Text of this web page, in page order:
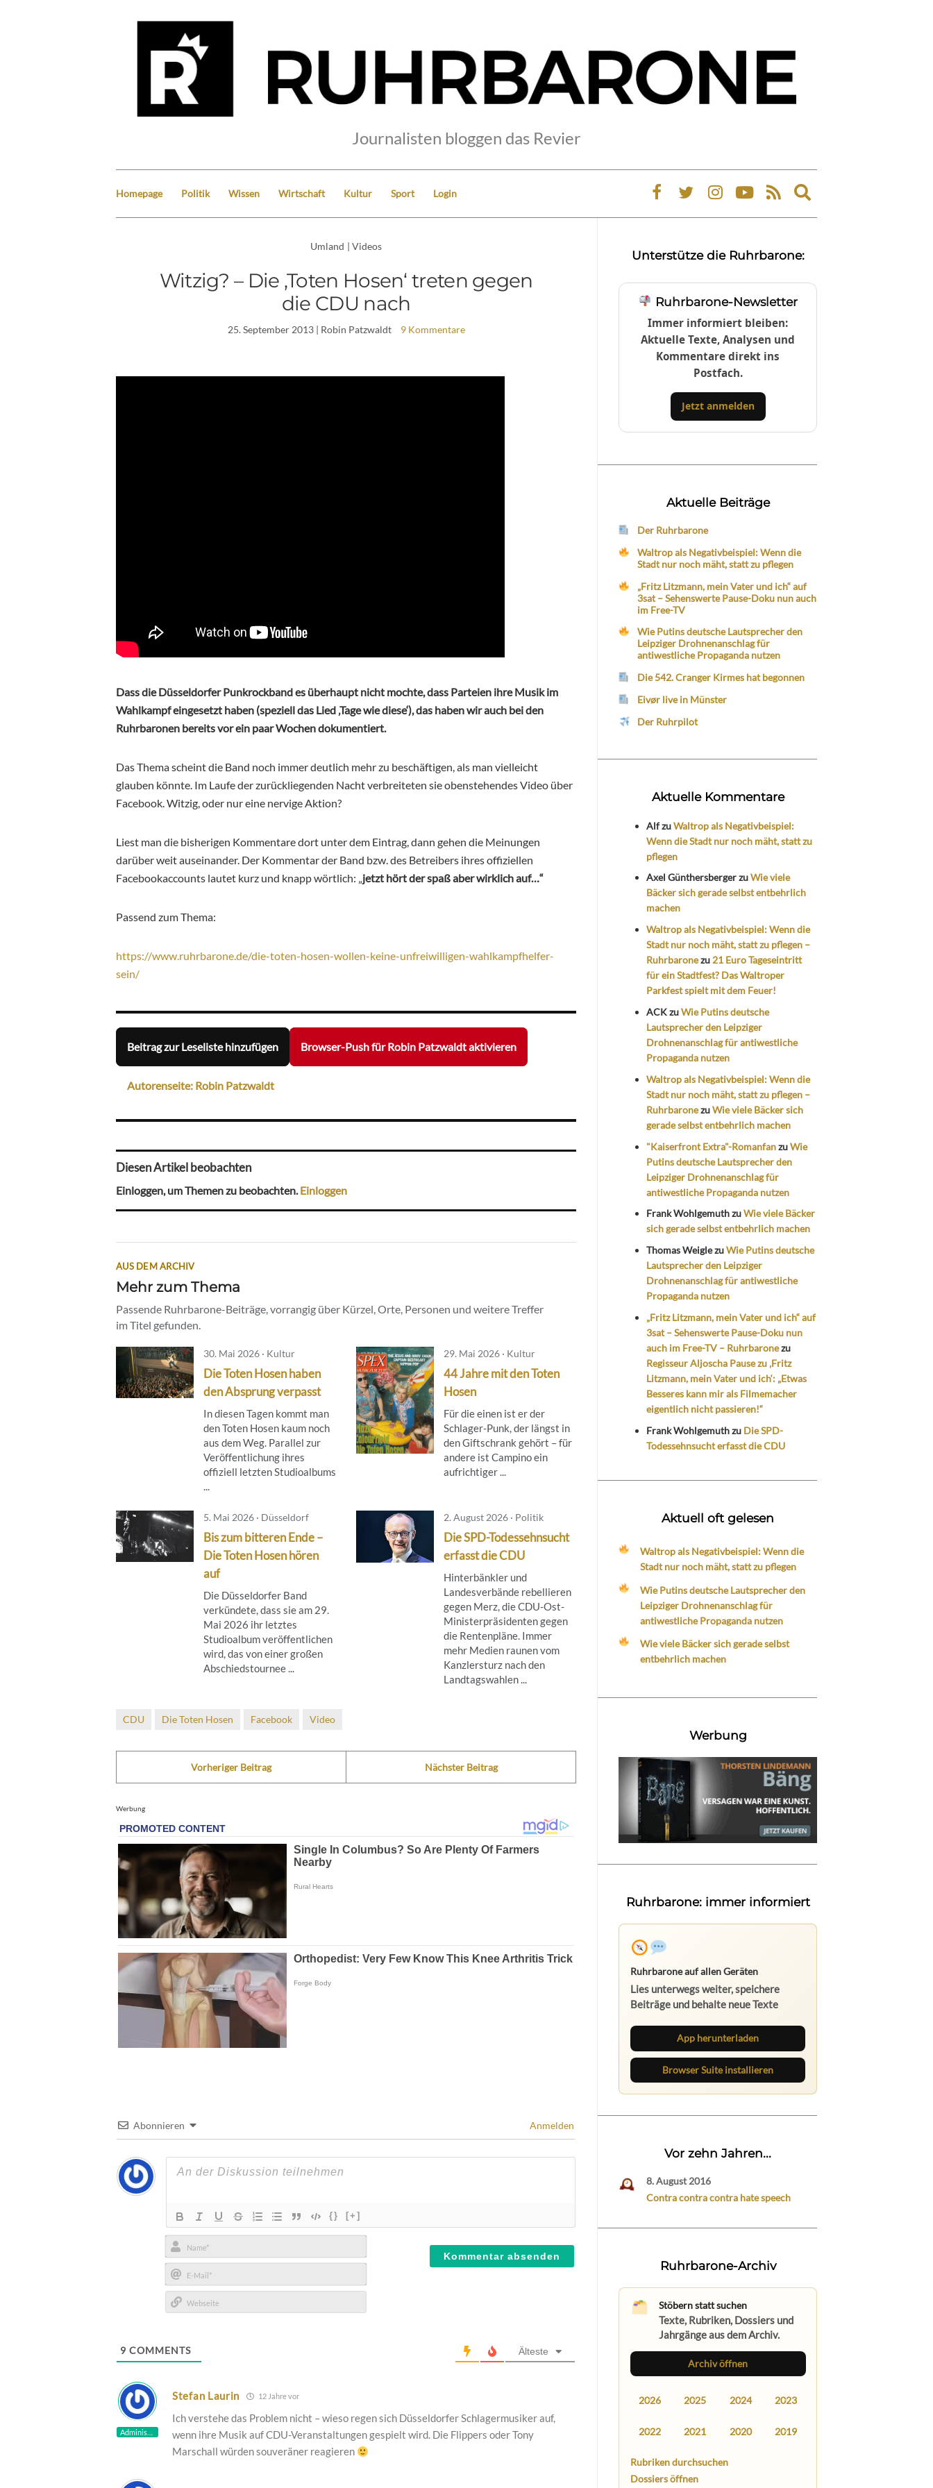
Journalisten bloggen das Revier
Homepage Politik Wissen Wirtschaft Kultur Sport Login
Expand
search
Umland | Videos
Witzig? – Die ‚Toten Hosen‘ treten gegen
die CDU nach
25. September 2013| Robin Patzwaldt 9 Kommentare
Dass die Düsseldorfer Punkrockband es überhaupt nicht mochte, dass Parteien ihre Musik im
Wahlkampf eingesetzt haben (speziell das Lied ‚Tage wie diese‘), das haben wir auch bei den
Ruhrbaronen bereits vor ein paar Wochen dokumentiert.
Das Thema scheint die Band noch immer deutlich mehr zu beschäftigen, als man vielleicht
glauben könnte. Im Laufe der zurückliegenden Nacht verbreiteten sie obenstehendes Video über
Facebook. Witzig, oder nur eine nervige Aktion?
Liest man die bisherigen Kommentare dort unter dem Eintrag, dann gehen die Meinungen
darüber weit auseinander. Der Kommentar der Band bzw. des Betreibers ihres offiziellen
Facebookaccounts lautet kurz und knapp wörtlich: „ jetzt hört der spaß aber wirklich auf…“
Passend zum Thema:
https://www.ruhrbarone.de/die-toten-hosen-wollen-keine-unfreiwilligen-wahlkampfhelfer-
sein/
Beitrag zur Leseliste hinzufügen Browser-Push für Robin Patzwaldt aktivieren
Autorenseite: Robin Patzwaldt
Diesen Artikel beobachten
Einloggen, um Themen zu beobachten.Einloggen
AUS DEM ARCHIV
Mehr zum Thema
Passende Ruhrbarone-Beiträge, vorrangig über Kürzel, Orte, Personen und weitere Treffer
im Titel gefunden.
30. Mai 2026 · Kultur
Die Toten Hosen haben
den Absprung verpasst
In diesen Tagen kommt man
den Toten Hosen kaum noch
aus dem Weg. Parallel zur
Veröffentlichung ihres
offiziell letzten Studioalbums
29. Mai 2026 · Kultur
44 Jahre mit den Toten
Hosen
Für die einen ist er der
Schlager-Punk, der längst in
den Giftschrank gehört – für
andere ist Campino ein
aufrichtiger ...
5. Mai 2026 · Düsseldorf
Bis zum bitteren Ende –
Die Toten Hosen hören
auf
Die Düsseldorfer Band
verkündete, dass sie am 29.
Mai 2026 ihr letztes
Studioalbum veröffentlichen
wird, das von einer großen
Abschiedstournee ...
2. August 2026 · Politik
Die SPD-Todessehnsucht
erfasst die CDU
Hinterbänkler und
Landesverbände rebellieren
gegen Merz, die CDU-Ost-
Ministerpräsidenten gegen
die Rentenpläne. Immer
mehr Medien raunen vom
Kanzlersturz nach den
Landtagswahlen ...
CDU Die Toten Hosen Facebook Video
Vorheriger Beitrag Nächster Beitrag
Werbung
Abonnieren Anmelden
{} [+]
Name*
E-
Mail*
9 COMMENTS Älteste
Stefan Laurin 12 Jahre vor
Ich verstehe das Problem nicht – wieso regen sich Düsseldorfer Schlagermusiker auf,
wenn ihre Musik auf CDU-Veranstaltungen gespielt wird. Die Flippers oder Tony
Marschall würden souveräner reagieren
Unterstütze die Ruhrbarone:
Ruhrbarone-Newsletter
Immer informiert bleiben:
Aktuelle Texte, Analysen und
Kommentare direkt ins
Postfach.
Jetzt anmelden
Aktuelle Beiträge
Der Ruhrbarone
Waltrop als Negativbeispiel: Wenn die
Stadt nur noch mäht, statt zu pflegen
„Fritz Litzmann, mein Vater und ich“ auf
3sat – Sehenswerte Pause-Doku nun auch
im Free-TV
Wie Putins deutsche Lautsprecher den
Leipziger Drohnenanschlag für
antiwestliche Propaganda nutzen
Die 542. Cranger Kirmes hat begonnen
Eivør live in Münster
Der Ruhrpilot
Aktuelle Kommentare
AlfzuWaltrop als Negativbeispiel:
Wenn die Stadt nur noch mäht, statt zu
pflegen
Axel GünthersbergerzuWie viele
Bäcker sich gerade selbst entbehrlich
machen
Waltrop als Negativbeispiel: Wenn die
Stadt nur noch mäht, statt zu pflegen –
Ruhrbaronezu 21 Euro Tageseintritt
für ein Stadtfest? Das Waltroper
Parkfest spielt mit dem Feuer!
ACKzuWie Putins deutsche
Lautsprecher den Leipziger
Drohnenanschlag für antiwestliche
Propaganda nutzen
Waltrop als Negativbeispiel: Wenn die
Stadt nur noch mäht, statt zu pflegen –
RuhrbaronezuWie viele Bäcker sich
gerade selbst entbehrlich machen
"Kaiserfront Extra"-RomanfanzuWie
Putins deutsche Lautsprecher den
Leipziger Drohnenanschlag für
antiwestliche Propaganda nutzen
Frank WohlgemuthzuWie viele Bäcker
sich gerade selbst entbehrlich machen
Thomas WeiglezuWie Putins deutsche
Lautsprecher den Leipziger
Drohnenanschlag für antiwestliche
Propaganda nutzen
„Fritz Litzmann, mein Vater und ich“ auf
3sat – Sehenswerte Pause-Doku nun
auch im Free-TV – Ruhrbaronezu
Regisseur Aljoscha Pause zu ‚Fritz
Litzmann, mein Vater und ich‘: „Etwas
Besseres kann mir als Filmemacher
eigentlich nicht passieren!“
Frank Wohlgemuthzu Die SPD-
Todessehnsucht erfasst die CDU
Aktuell oft gelesen
Waltrop als Negativbeispiel: Wenn die
Stadt nur noch mäht, statt zu pflegen
Wie Putins deutsche Lautsprecher den
Leipziger Drohnenanschlag für
antiwestliche Propaganda nutzen
Wie viele Bäcker sich gerade selbst
entbehrlich machen
Werbung
Ruhrbarone: immer informiert
Ruhrbarone auf allen Geräten
Lies unterwegs weiter, speichere
Beiträge und behalte neue Texte
App herunterladen
Browser Suite installieren
Vor zehn Jahren...
8. August 2016
Contra contra contra hate speech
Ruhrbarone-Archiv
Stöbern statt suchen
Texte, Rubriken, Dossiers und
Jahrgänge aus dem Archiv.
Archiv öffnen
2026 2025 2024 2023
2022 2021 2020 2019
Rubriken durchsuchen
Dossiers öffnen